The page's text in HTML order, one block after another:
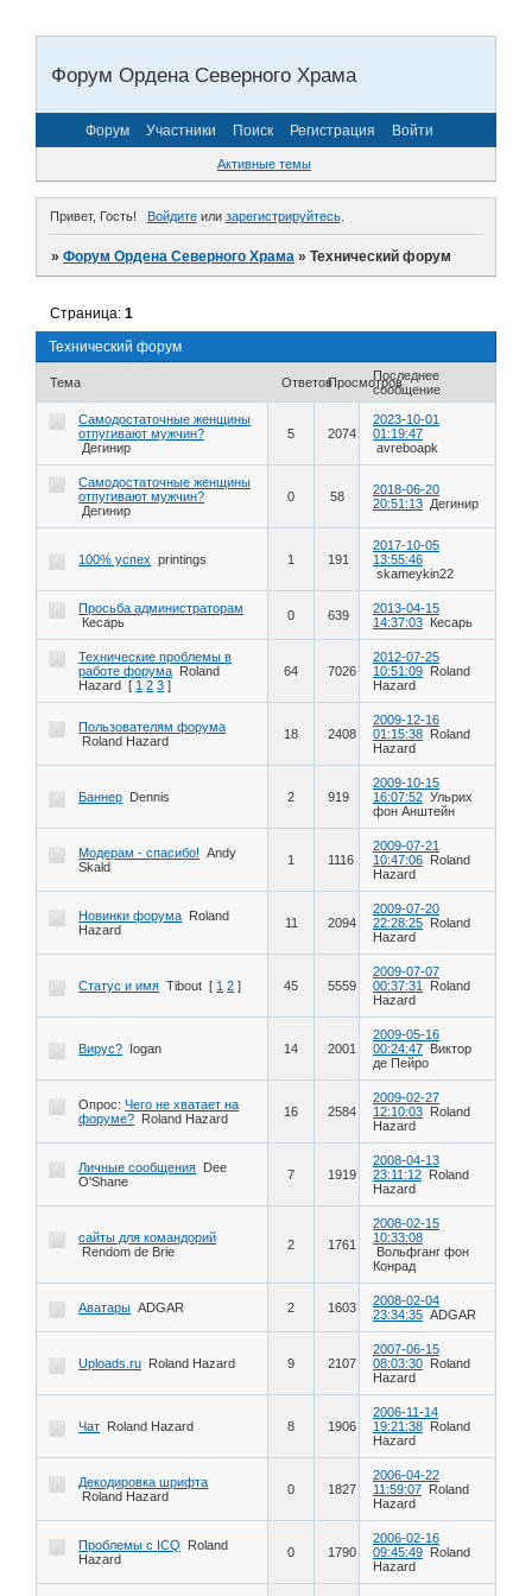
Форум Ордена Северного Храма
Форум Участники Поиск Регистрация Войти
Активные темы
Привет, Гость! Войдитеили зарегистрируйтесь.
»Форум Ордена Северного Храма »Технический форум
Технический форум
Страница:1
Тема ОтветовПросмотровПоследнее
сообщение
Самодостаточные женщины
отпугивают мужчин?
Дегинир
5 2074
2023-10-01
01:19:47
avreboapk
Самодостаточные женщины
отпугивают мужчин?
Дегинир
0 58
2018-06-20
20:51:13 Дегинир
100% успех printings 1 191
2017-10-05
13:55:46
skameykin22
Просьба администраторам
Кесарь
0 639
2013-04-15
14:37:03
Кесарь
Технические проблемы в
работе форума
Roland
Hazard
[ 1 2 3 ]
64 7026
2012-07-25
10:51:09
Roland
Hazard
Пользователям форума
Roland Hazard
18 2408
2009-12-16
01:15:38
Roland
Hazard
Баннер Dennis 2 919
2009-10-15
16:07:52 Ульрих
фон Анштейн
Модерам - спасибо!
Andy
Skald
1 1116
2009-07-21
10:47:06
Roland
Hazard
Новинки форума
Roland
Hazard
11 2094
2009-07-20
22:28:25
Roland
Hazard
Статус и имя Tibout [ 1 2 ] 45 5559
2009-07-07
00:37:31
Roland
Hazard
Вирус? Iogan 14 2001
2009-05-16
00:24:47
Виктор
де Пейро
Опрос: Чего не хватает на
форуме?
Roland Hazard 16 2584
2009-02-27
12:10:03
Roland
Hazard
Личные сообщения
Dee
O'Shane
7 1919
2008-04-13
23:11:12
Roland
Hazard
сайты для командорий
Rendom de Brie
2 1761
2008-02-15
10:33:08
Вольфганг фон
Конрад
Аватары ADGAR 2 1603
2008-02-04
23:34:35 ADGAR
Uploads.ru Roland Hazard 9 2107
2007-06-15
08:03:30
Roland
Hazard
Чат Roland Hazard 8 1906
2006-11-14
19:21:38
Roland
Hazard
Декодировка шрифта
Roland Hazard
0 1827
2006-04-22
11:59:07
Roland
Hazard
Проблемы с ICQ
Roland
Hazard
0 1790
2006-02-16
09:45:49
Roland
Hazard